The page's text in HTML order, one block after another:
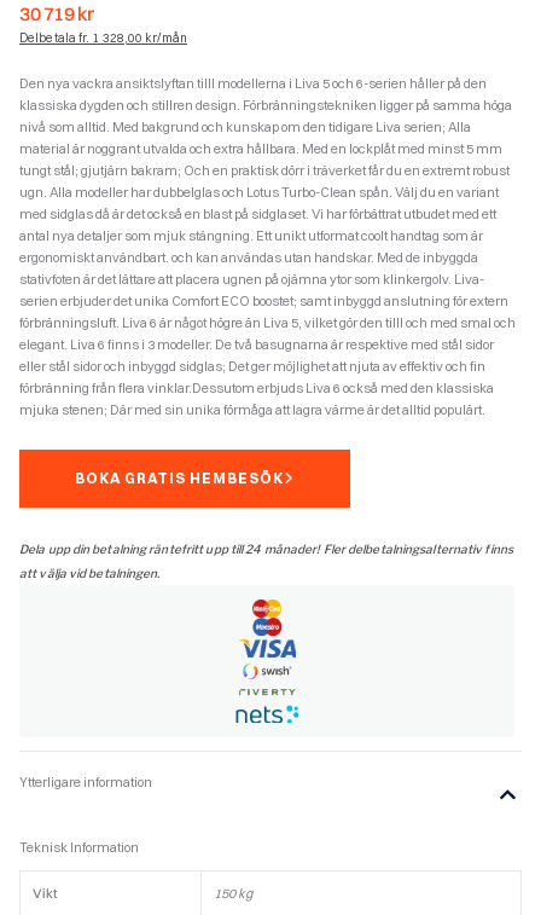
30 719kr
Delbetala fr. 1 328,00 kr/mån
Den nya vackra ansiktslyftan tilll modellerna i Liva 5 och 6-serien håller på den
klassiska dygden och stillren design. Förbränningstekniken ligger på samma höga
nivå som alltid. Med bakgrund och kunskap om den tidigare Liva serien; Alla
material är noggrant utvalda och extra hållbara. Med en lockplåt med minst 5 mm
tungt stål; gjutjärn bakram; Och en praktisk dörr i träverket får du en extremt robust
ugn. Alla modeller har dubbelglas och Lotus Turbo-Clean spån. Välj du en variant
med sidglas då är det också en blast på sidglaset. Vi har förbättrat utbudet med ett
antal nya detaljer som mjuk stängning. Ett unikt utformat coolt handtag som är
ergonomiskt användbart. och kan användas utan handskar. Med de inbyggda
stativfoten är det lättare att placera ugnen på ojämna ytor som klinkergolv. Liva-
serien erbjuder det unika Comfort ECO boostet; samt inbyggd anslutning för extern
förbränningsluft. Liva 6 är något högre än Liva 5, vilket gör den tilll och med smal och
elegant. Liva 6 finns i 3 modeller. De två basugnarna är respektive med stål sidor
eller stål sidor och inbyggd sidglas; Det ger möjlighet att njuta av effektiv och fin
förbränning från flera vinklar.Dessutom erbjuds Liva 6 också med den klassiska
mjuka stenen; Där med sin unika förmåga att lagra värme är det alltid populärt.
BOKA GRATIS HEMBESÖK
Dela upp din betalning räntefritt upp till 24 månader! Fler delbetalningsalternativ finns
att välja vid betalningen.
Ytterligare information
Teknisk Information
Vikt 150 kg